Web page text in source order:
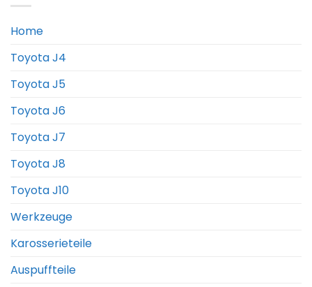
Home
Toyota J4
Toyota J5
Toyota J6
Toyota J7
Toyota J8
Toyota J10
Werkzeuge
Karosserieteile
Auspuffteile